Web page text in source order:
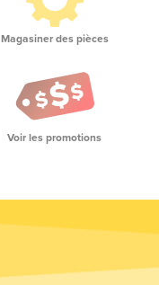
Magasiner des pièces
Voir les promotions